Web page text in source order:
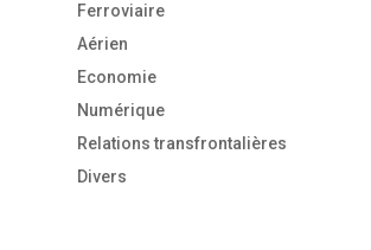
Ferroviaire
Aérien
Economie
Numérique
Relations transfrontalières
Divers